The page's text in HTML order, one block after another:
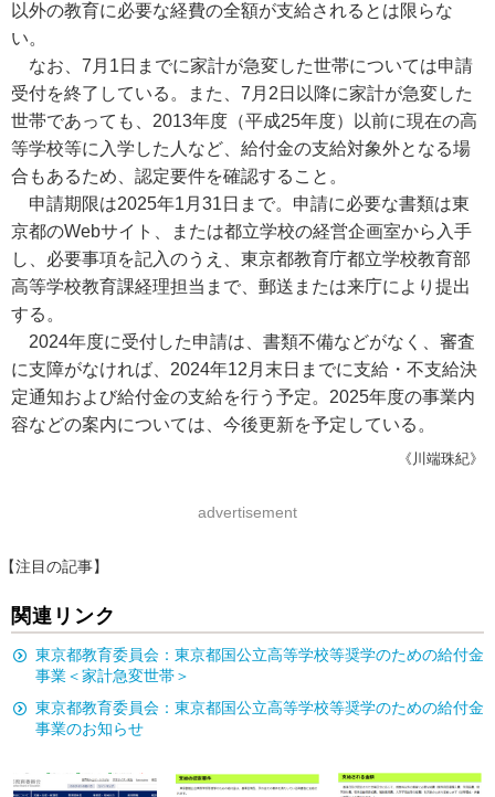
以外の教育に必要な経費の全額が支給されるとは限らな
い。
なお、7月1日までに家計が急変した世帯については申請
受付を終了している。また、7月2日以降に家計が急変した
世帯であっても、2013年度（平成25年度）以前に現在の高
等学校等に入学した人など、給付金の支給対象外となる場
合もあるため、認定要件を確認すること。
申請期限は2025年1月31日まで。申請に必要な書類は東
京都のWebサイト、または都立学校の経営企画室から入手
し、必要事項を記入のうえ、東京都教育庁都立学校教育部
高等学校教育課経理担当まで、郵送または来庁により提出
する。
2024年度に受付した申請は、書類不備などがなく、審査
に支障がなければ、2024年12月末日までに支給・不支給決
定通知および給付金の支給を行う予定。2025年度の事業内
容などの案内については、今後更新を予定している。
《川端珠紀》
advertisement
【注目の記事】
関連リンク
東京都教育委員会：東京都国公立高等学校等奨学のための給付金
事業＜家計急変世帯＞
東京都教育委員会：東京都国公立高等学校等奨学のための給付金
事業のお知らせ